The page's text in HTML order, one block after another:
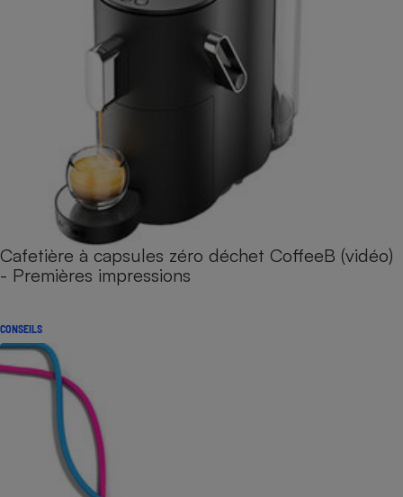
Cafetière à capsules zéro déchet CoffeeB (vidéo)
- Premières impressions
CONSEILS